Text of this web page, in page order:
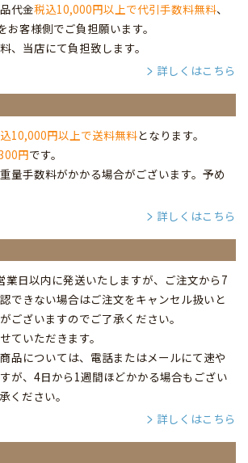
代金税込10,000円以上で代引手数料無料、
お客様側でご負担願います。
、当店にて負担致します。
詳しくはこちら
10,000円以上で送料無料となります。
円です。
量手数料がかかる場合がございます。予め
詳しくはこちら
業日以内に発送いたしますが、ご注文から7
できない場合はご注文をキャンセル扱いと
ございますのでご了承ください。
ていただきます。
品については、電話またはメールにて速や
が、4日から1週間ほどかかる場合もござい
ください。
詳しくはこちら